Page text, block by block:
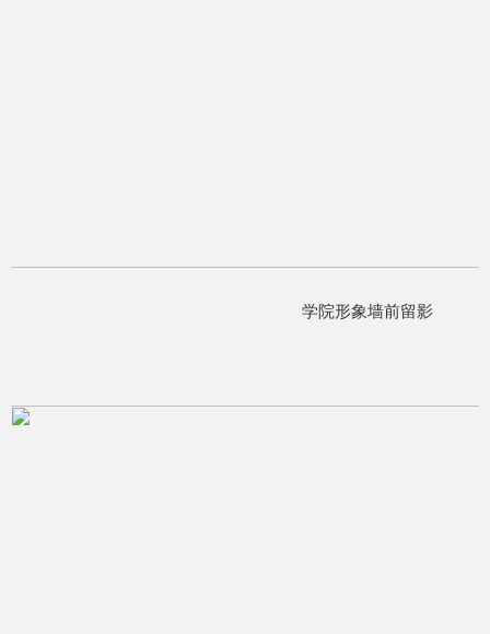
学院形象墙前留影